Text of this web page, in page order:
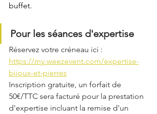
buffet.
Pour les séances d'expertise
Réservez votre créneau ici :
https://my.weezevent.com/expertise-
bijoux-et-pierres
Inscription gratuite, un forfait de
50€/TTC sera facturé pour la prestation
d'expertise incluant la remise d'un